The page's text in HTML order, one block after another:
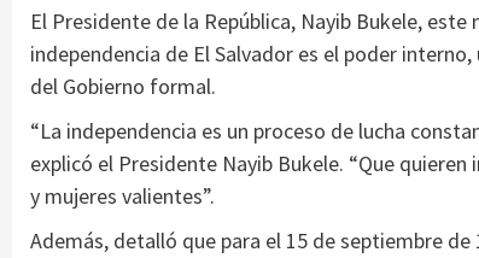
El Presidente de la República, Nayib Bukele,
independencia de El Salvador es el poder
del Gobierno formal.
“La independencia es un proceso de lucha
explicó el Presidente Nayib Bukele. “Que
y mujeres valientes”.
Además, detalló que para el 15 de septiembre